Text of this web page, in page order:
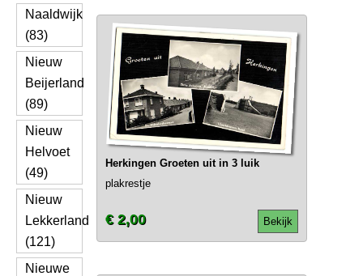
Naaldwijk
(83)
Nieuw
Beijerland
(89)
Nieuw
Helvoet
(49)
Nieuw
Lekkerland
(121)
Nieuwe
Herkingen Groeten uit in 3 luik
plakrestje
Bekijk
€ 2,00